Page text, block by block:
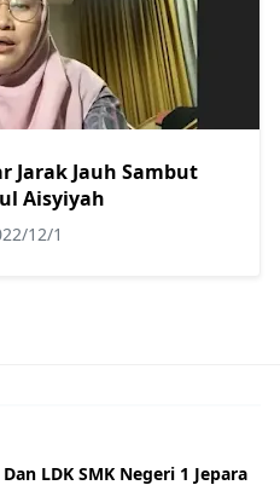
Jarak Jauh Sambut
Aisyiyah
12/1
LDK SMK Negeri 1 Jepara